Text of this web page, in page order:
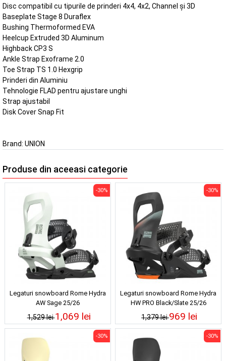
Disc compatibil cu tipurile de prinderi 4x4, 4x2, Channel și 3D
Baseplate Stage 8 Duraflex
Bushing Thermoformed EVA
Heelcup Extruded 3D Aluminum
Highback CP3 S
Ankle Strap Exoframe 2.0
Toe Strap TS 1.0 Hexgrip
Prinderi din Aluminiu
Tehnologie FLAD pentru ajustare unghi
Strap ajustabil
Disk Cover Snap Fit
Brand: UNION
Produse din aceeasi categorie
Legaturi snowboard Rome Hydra
AW Sage 25/26
1,529 lei
-30%
1,069 lei
Legaturi snowboard Rome Hydra
HW PRO Black/Slate 25/26
1,379 lei
-30%
969 lei
-30% -30%